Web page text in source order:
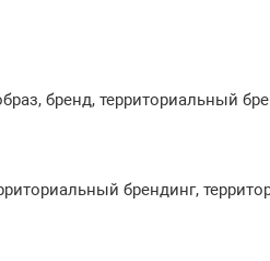
бренд, территориальный
брендинг,